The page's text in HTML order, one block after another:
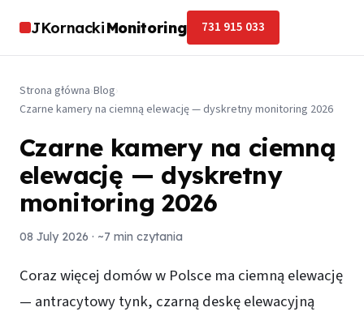
JKornackiMonitoring 731 915 033
Strona główna Blog
Czarne kamery na ciemną elewację — dyskretny monitoring 2026
Czarne kamery na ciemną
elewację — dyskretny
monitoring 2026
08 July 2026 · ~7 min czytania
Coraz więcej domów w Polsce ma ciemną elewację
— antracytowy tynk, czarną deskę elewacyjną